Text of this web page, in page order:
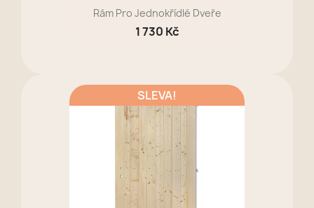
Rám Pro Jednokřídlé Dveře
1 730 Kč
SLEVA!